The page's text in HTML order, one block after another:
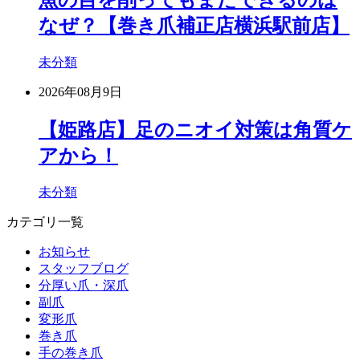
なぜ？【巻き爪補正店横浜駅前店】
未分類
2026年08月9日
【姫路店】足のニオイ対策は角質ケ
アから！
未分類
カテゴリ一覧
お知らせ
スタッフブログ
分厚い爪・深爪
副爪
変形爪
巻き爪
手の巻き爪